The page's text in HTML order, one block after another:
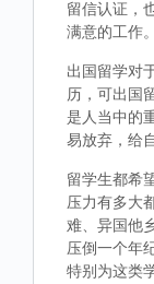
留信认证，
满意的工作。
出国留学对
历，可出国
是人当中的
易放弃，给
留学生都希
压力有多大
难、异国他
压倒一个年
特别为这类